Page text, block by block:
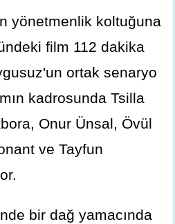
yönetmenlik koltuğuna
film 112 dakika
ortak senaryo
kadrosunda Tsilla
Onur Ünsal, Övül
ve Tayfun
bir dağ yamacında